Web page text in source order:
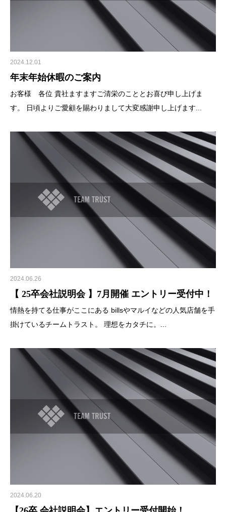
2024.12.01
年末年始休暇のご案内
お客様 各位 貴社ますますご清栄のこととお喜び申し上げま
す。 日頃よりご愛顧を賜わりまして大変感謝申し上げます...
2024.06.26
【 25卒会社説明会 】7月開催 エントリー受付中！
情熱を持てる仕事がここにある billsやマルイなどの人気店舗を手
掛けているチームトラスト。 理想をカタチに。...
2024.06.20